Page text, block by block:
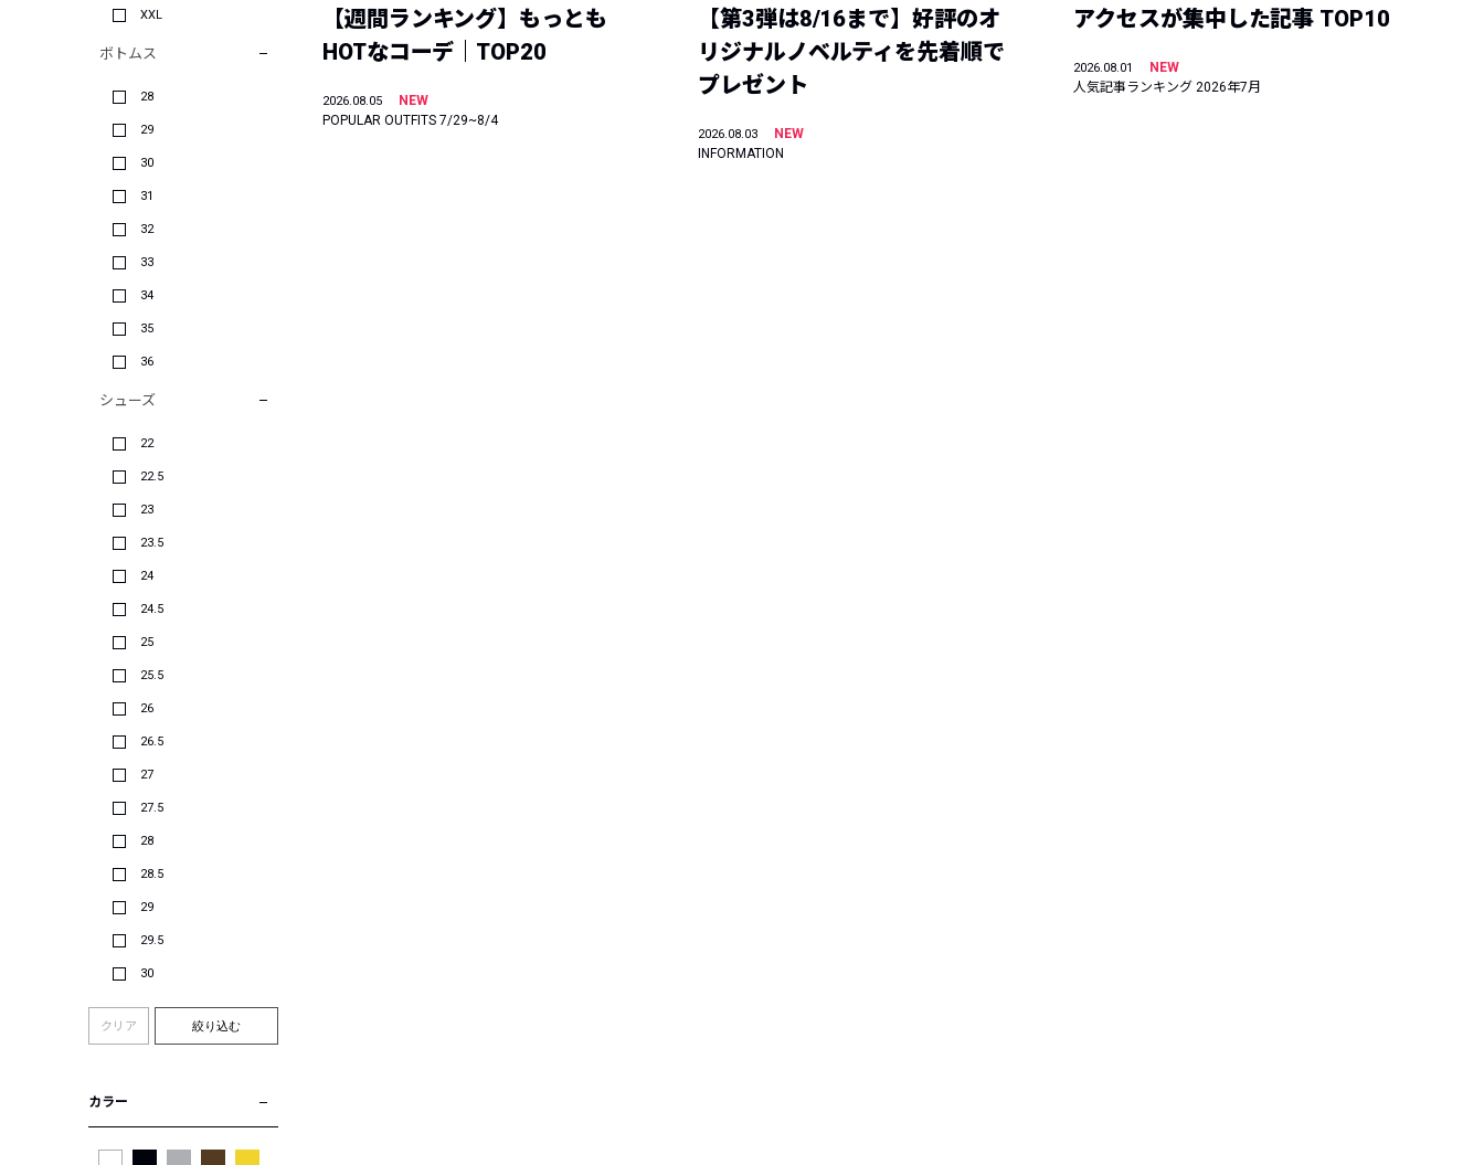
XXL
ボトムス
28
29
30
31
32
33
34
35
36
シューズ
22
22.5
23
23.5
24
24.5
25
25.5
26
26.5
27
27.5
28
28.5
29
29.5
30
クリア 絞り込む
カラー
【週間ランキング】もっとも
HOTなコーデ｜TOP20
2026.08.05
NEW
POPULAR OUTFITS 7/29~8/4
【第3弾は8/16まで】好評のオ
リジナルノベルティを先着順で
プレゼント
2026.08.03
NEW
INFORMATION
アクセスが集中した記事 TOP10
2026.08.01
NEW
人気記事ランキング 2026年7月